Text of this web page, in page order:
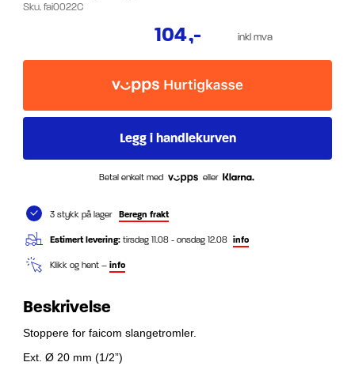
Sku.fai0022C
104,- inkl mva
Betal enkelt med eller
3 stykk på lager Beregn frakt
Estimert levering: tirsdag 11.08 - onsdag 12.08 info
Klikk og hent – info
Beskrivelse
Stoppere for faicom slangetromler.
Ext. Ø 20 mm (1/2”)